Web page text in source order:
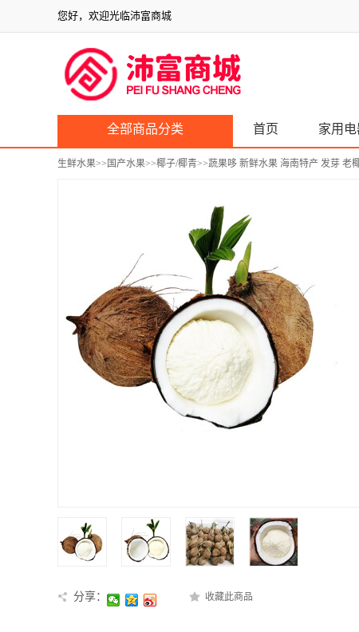
您好，欢迎光临沛富商城
全部商品分类 首页 家用
生鲜水果>> 国产水果>>椰子/椰青>>蔬果哆 新鲜水果 海南特产 发芽 老
分享： 收藏此商品